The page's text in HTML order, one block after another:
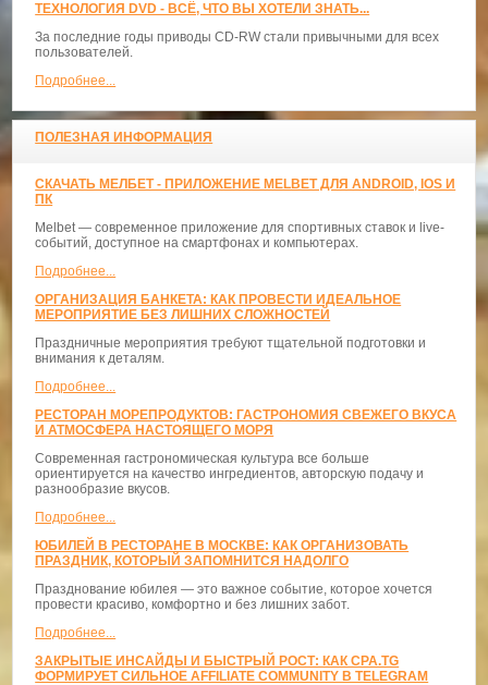
ТЕХНОЛОГИЯ DVD - ВСЁ, ЧТО ВЫ ХОТЕЛИ ЗНАТЬ...
За последние годы приводы CD-RW стали привычными для всех
пользователей.
Подробнее...
ПОЛЕЗНАЯ ИНФОРМАЦИЯ
СКАЧАТЬ МЕЛБЕТ - ПРИЛОЖЕНИЕ MELBET ДЛЯ ANDROID, IOS И
ПК
Melbet — современное приложение для спортивных ставок и live-
событий, доступное на смартфонах и компьютерах.
Подробнее...
ОРГАНИЗАЦИЯ БАНКЕТА: КАК ПРОВЕСТИ ИДЕАЛЬНОЕ
МЕРОПРИЯТИЕ БЕЗ ЛИШНИХ СЛОЖНОСТЕЙ
Праздничные мероприятия требуют тщательной подготовки и
внимания к деталям.
Подробнее...
РЕСТОРАН МОРЕПРОДУКТОВ: ГАСТРОНОМИЯ СВЕЖЕГО ВКУСА
И АТМОСФЕРА НАСТОЯЩЕГО МОРЯ
Современная гастрономическая культура все больше
ориентируется на качество ингредиентов, авторскую подачу и
разнообразие вкусов.
Подробнее...
ЮБИЛЕЙ В РЕСТОРАНЕ В МОСКВЕ: КАК ОРГАНИЗОВАТЬ
ПРАЗДНИК, КОТОРЫЙ ЗАПОМНИТСЯ НАДОЛГО
Празднование юбилея — это важное событие, которое хочется
провести красиво, комфортно и без лишних забот.
Подробнее...
ЗАКРЫТЫЕ ИНСАЙДЫ И БЫСТРЫЙ РОСТ: КАК CPA.TG
ФОРМИРУЕТ СИЛЬНОЕ AFFILIATE COMMUNITY В TELEGRAM